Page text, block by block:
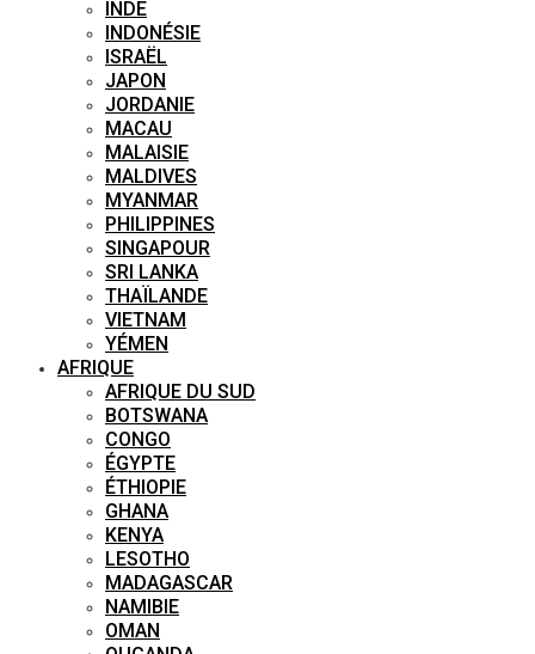
INDE
INDONÉSIE
ISRAËL
JAPON
JORDANIE
MACAU
MALAISIE
MALDIVES
MYANMAR
PHILIPPINES
SINGAPOUR
SRI LANKA
THAÏLANDE
VIETNAM
YÉMEN
AFRIQUE
AFRIQUE DU SUD
BOTSWANA
CONGO
ÉGYPTE
ÉTHIOPIE
GHANA
KENYA
LESOTHO
MADAGASCAR
NAMIBIE
OMAN